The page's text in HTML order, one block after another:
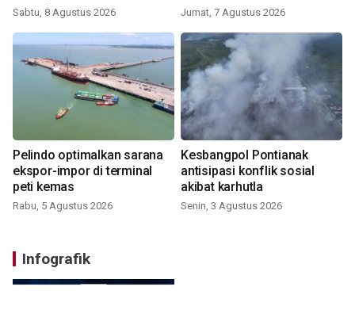
Sabtu, 8 Agustus 2026 Jumat, 7 Agustus 2026
Pelindo optimalkan sarana
ekspor-impor di terminal
peti kemas
Rabu, 5 Agustus 2026
Kesbangpol Pontianak
antisipasi konflik sosial
akibat karhutla
Senin, 3 Agustus 2026
Infografik